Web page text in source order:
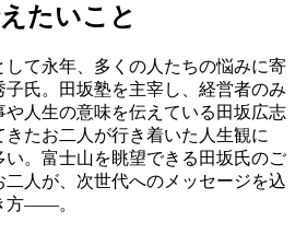
たいこと
して永年、多くの人たちの悩みに寄
子氏。田坂塾を主宰し、経営者のみ
人生の意味を伝えている田坂広志
たお二人が行き着いた人生観に
。富士山を眺望できる田坂氏のご
二人が、次世代へのメッセージを込
方——。